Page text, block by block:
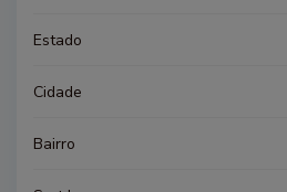
Estado
Cidade
Bairro